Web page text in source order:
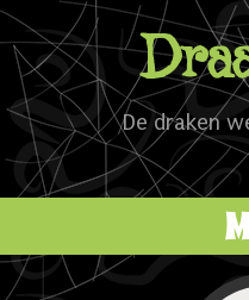
De draken
Naar de inhoud springen